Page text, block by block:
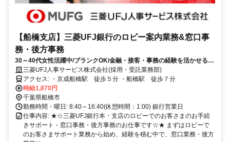
【船橋支店】三菱UFJ銀行のロビー案内業務&窓口事
務・後方事務
30～40代女性活躍中/ブランクOK/金融・接客・事務の経験を活かせる！
残業もほぼないためワークライフバランスを重視したい方に最適です。
三菱UFJ人事サービス株式会社(採用・受託業務部)
アクセス: ・京成船橋駅 徒歩５分 ・船橋駅 徒歩７分
時給1,870円
千葉県船橋市
勤務時間・曜日: 8:40～16:40(休憩時間：1:00) 銀行営業日
仕事内容: ★☆三菱UFJ銀行本・支店のロビーでのお客さまのお手続
きサポート・窓口事務・後方事務のお仕事です☆★ まずはロビーで
のお客さまサポート業務から始め、経験を積む中で、窓口業務・後方